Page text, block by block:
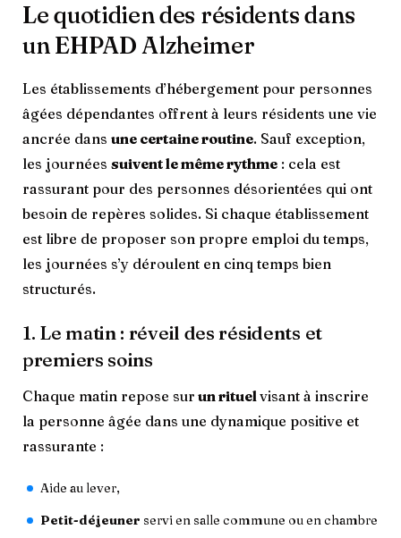
Le quotidien des résidents dans
un EHPAD Alzheimer
Les établissements d’hébergement pour personnes
âgées dépendantes offrent à leurs résidents une vie
ancrée dans une certaine routine. Sauf exception,
les journées suivent le même rythme : cela est
rassurant pour des personnes désorientées qui ont
besoin de repères solides. Si chaque établissement
est libre de proposer son propre emploi du temps,
les journées s’y déroulent en cinq temps bien
structurés.
1. Le matin : réveil des résidents et
premiers soins
Chaque matin repose sur un rituelvisant à inscrire
la personne âgée dans une dynamique positive et
rassurante :
Aide au lever,
Petit-déjeuner servi en salle commune ou en chambre